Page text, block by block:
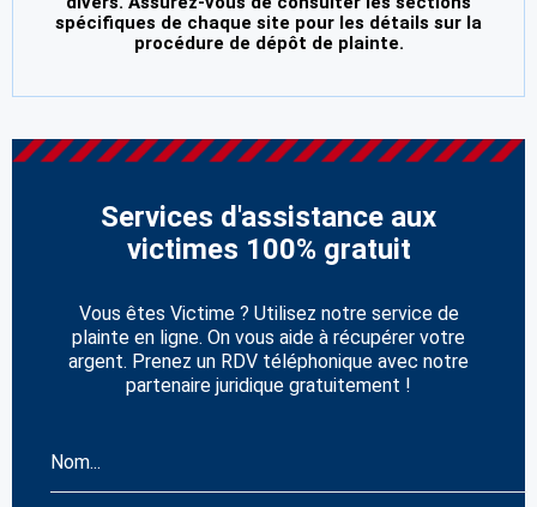
spécifiques de chaque site pour les détails sur la
procédure de dépôt de plainte.
Services d'assistance aux
victimes 100% gratuit
Vous êtes Victime ? Utilisez notre service de
plainte en ligne. On vous aide à récupérer votre
argent. Prenez un RDV téléphonique avec notre
partenaire juridique gratuitement !